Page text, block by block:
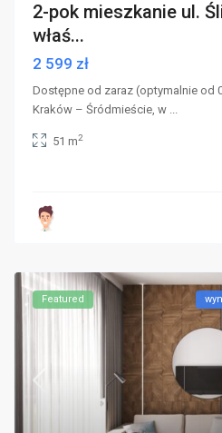
2-pok mieszkanie ul.
właś...
2 599 zł
Dostępne od zaraz (optymalnie od
Kraków – Śródmieście, w ...
51 m2
Featured